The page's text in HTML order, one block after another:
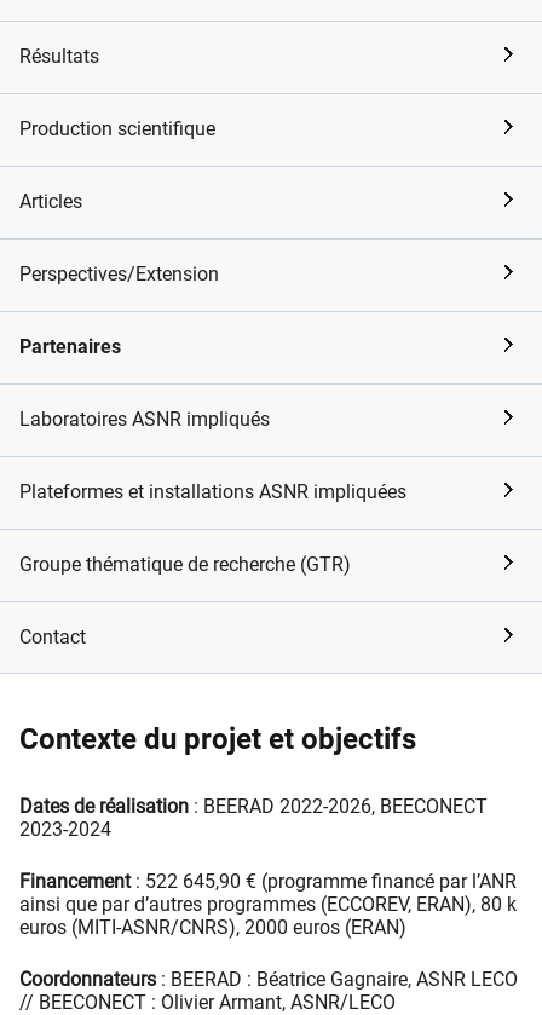
Résultats
Production scientifique
Articles
Perspectives/Extension
Partenaires
Laboratoires ASNR impliqués
Plateformes et installations ASNR impliquées
Groupe thématique de recherche (GTR)
Contact
Contexte du projet et objectifs
Dates de réalisation : BEERAD 2022-2026, BEECONECT
2023-2024
Financement : 522 645,90 € (programme financé par l’ANR
ainsi que par d’autres programmes (ECCOREV, ERAN), 80 k
euros (MITI-ASNR/CNRS), 2000 euros (ERAN)
Coordonnateurs : BEERAD : Béatrice Gagnaire, ASNR LECO
// BEECONECT : Olivier Armant, ASNR/LECO